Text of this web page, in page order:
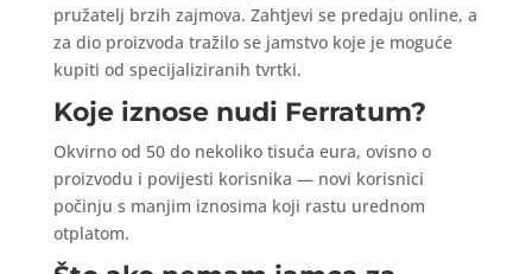
pružatelj brzih zajmova. Zahtjevi se predaju online, a
za dio proizvoda tražilo se jamstvo koje je moguće
kupiti od specijaliziranih tvrtki.
Koje iznose nudi Ferratum?
Okvirno od 50 do nekoliko tisuća eura, ovisno o
proizvodu i povijesti korisnika — novi korisnici
počinju s manjim iznosima koji rastu urednom
otplatom.